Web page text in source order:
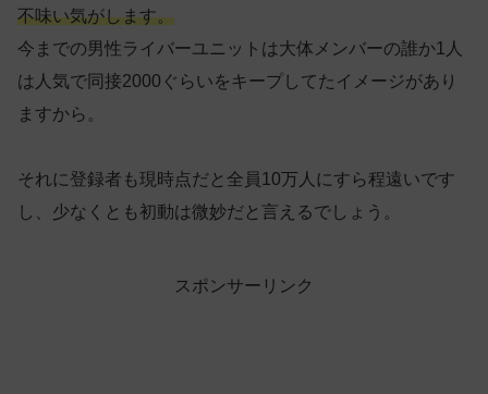
不味い気がします。
今までの男性ライバーユニットは大体メンバーの誰か1人
は人気で同接2000ぐらいをキープしてたイメージがあり
ますから。
それに登録者も現時点だと全員10万人にすら程遠いです
し、少なくとも初動は微妙だと言えるでしょう。
スポンサーリンク